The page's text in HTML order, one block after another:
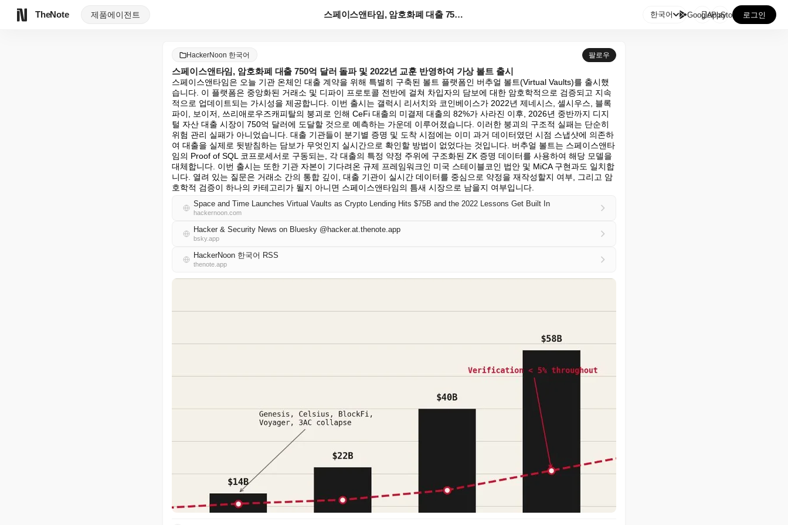
TheNote 제품에이전트 스페이스앤타임, 암호화폐 대출 750억 달러 돌파 및 ... 한국어 GooglePlay
AppStore 로그인
HackerNoon 한국어 팔로우
스페이스앤타임, 암호화폐 대출 750억 달러 돌파 및 2022년 교훈 반영하여 가상 볼트 출시
스페이스앤타임은 오늘 기관 온체인 대출 계약을 위해 특별히 구축된 볼트 플랫폼인 버추얼 볼트(Virtual Vaults)를 출시했
습니다. 이 플랫폼은 중앙화된 거래소 및 디파이 프로토콜 전반에 걸쳐 차입자의 담보에 대한 암호학적으로 검증되고 지속
적으로 업데이트되는 가시성을 제공합니다. 이번 출시는 갤럭시 리서치와 코인베이스가 2022년 제네시스, 셀시우스, 블록
파이, 보이저, 쓰리애로우즈캐피탈의 붕괴로 인해 CeFi 대출의 미결제 대출의 82%가 사라진 이후, 2026년 중반까지 디지
털 자산 대출 시장이 750억 달러에 도달할 것으로 예측하는 가운데 이루어졌습니다. 이러한 붕괴의 구조적 실패는 단순히
위험 관리 실패가 아니었습니다. 대출 기관들이 분기별 증명 및 도착 시점에는 이미 과거 데이터였던 시점 스냅샷에 의존하
여 대출을 실제로 뒷받침하는 담보가 무엇인지 실시간으로 확인할 방법이 없었다는 것입니다. 버추얼 볼트는 스페이스앤타
임의 Proof of SQL 코프로세서로 구동되는, 각 대출의 특정 약정 주위에 구조화된 ZK 증명 데이터를 사용하여 해당 모델을
대체합니다. 이번 출시는 또한 기관 자본이 기다려온 규제 프레임워크인 미국 스테이블코인 법안 및 MiCA 구현과도 일치합
니다. 열려 있는 질문은 거래소 간의 통합 깊이, 대출 기관이 실시간 데이터를 중심으로 약정을 재작성할지 여부, 그리고 암
호학적 검증이 하나의 카테고리가 될지 아니면 스페이스앤타임의 틈새 시장으로 남을지 여부입니다.
Space and Time Launches Virtual Vaults as Crypto Lending Hits $75B and the 2022 Lessons Get Built In
hackernoon.com
Hacker & Security News on Bluesky @hacker.at.thenote.app
bsky.app
HackerNoon 한국어 RSS
thenote.app